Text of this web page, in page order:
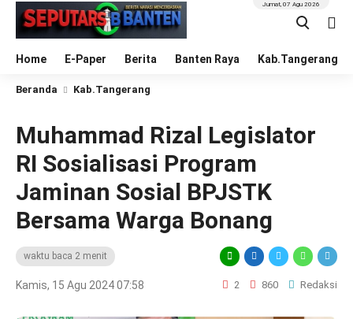
Home E-Paper Berita Banten Raya Kab.Tangerang
Jumat, 07 Agu 2026
Beranda Kab.Tangerang
Muhammad Rizal Legislator
RI Sosialisasi Program
Jaminan Sosial BPJSTK
Bersama Warga Bonang
waktu baca 2 menit
Kamis, 15 Agu 2024 07:58 2 860 Redaksi